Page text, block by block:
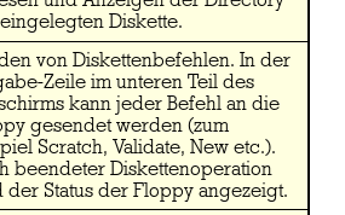
Diskette.
von Diskettenbefehlen. In der
Zeile im unteren Teil des
kann jeder Befehl an die
gesendet werden (zum
Scratch, Validate, New etc.).
beendeter Diskettenoperation
der Status der Floppy angezeigt.